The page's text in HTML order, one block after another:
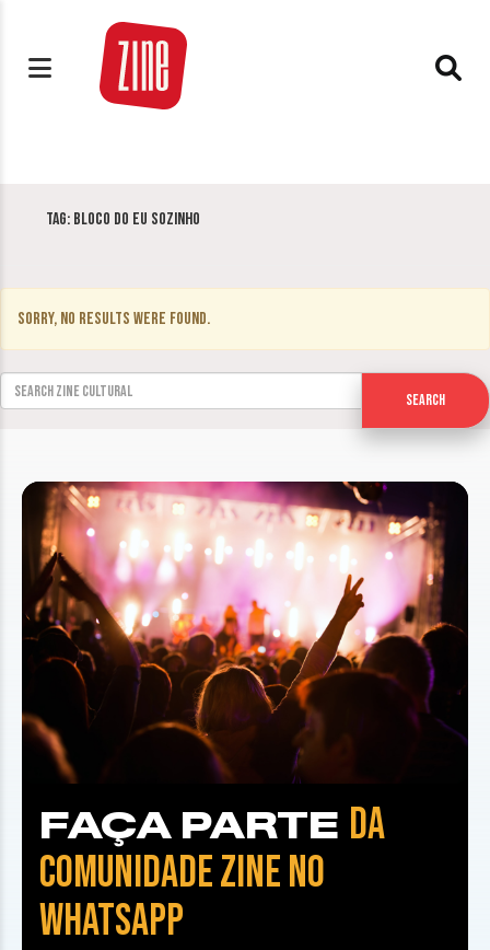
Tag: Bloco do Eu Sozinho
Sorry, no results were found.
Search for:
Search
FAÇA PARTE DA
COMUNIDADE ZINE NO
WHATSAPP